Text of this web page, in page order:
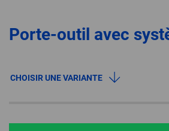
Porte-outil avec
CHOISIR UNE VARIANTE